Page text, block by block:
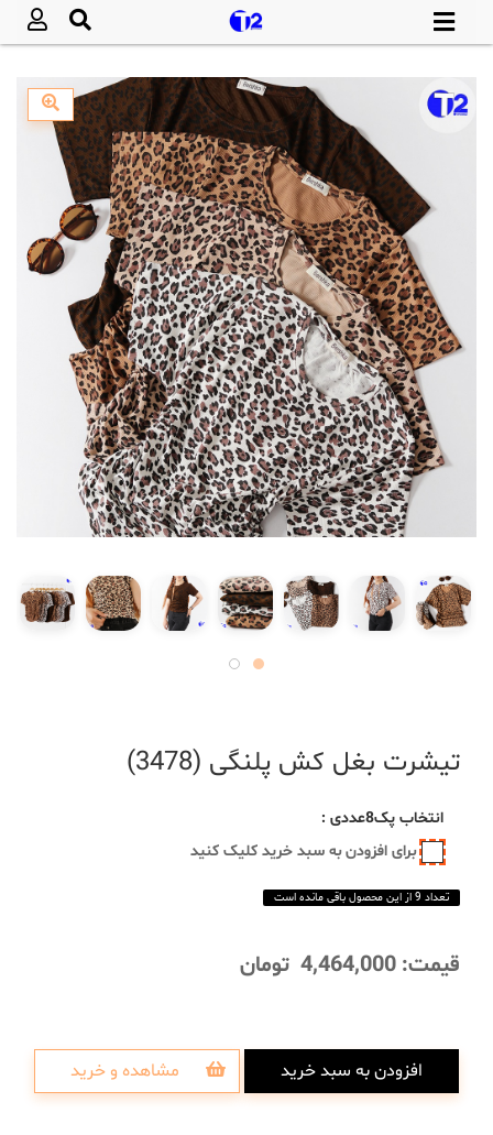
تیشرت بغل کش پلنگی (3478)
انتخاب پک8عددی
:
برای افزودن به سبد خرید کلیک کنید
تعداد 9 از این محصول باقی مانده است
قیمت: 4,464,000 تومان
افزودن به سبد خرید مشاهده و خرید